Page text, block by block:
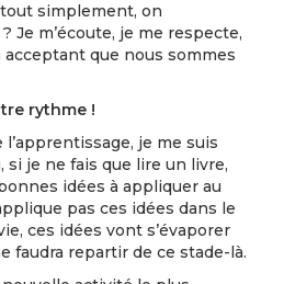
simplement, on
Je m’écoute, je me respecte,
acceptant que nous sommes
rythme !
je me suis
si je ne fais que lire un livre,
idées à appliquer au
pas ces idées dans le
ces idées vont s’évaporer
faudra repartir de ce stade-là.